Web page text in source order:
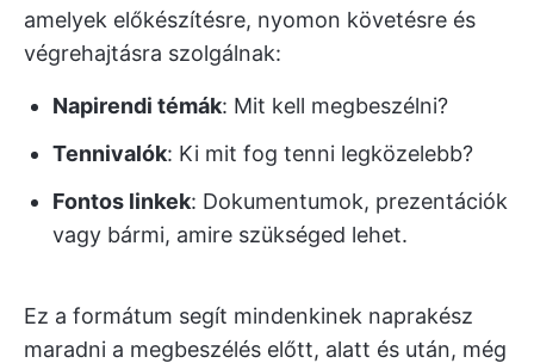
amelyek előkészítésre, nyomon követésre és
végrehajtásra szolgálnak:
Napirendi témák: Mit kell megbeszélni?
Tennivalók: Ki mit fog tenni legközelebb?
Fontos linkek: Dokumentumok, prezentációk
vagy bármi, amire szükséged lehet.
Ez a formátum segít mindenkinek naprakész
maradni a megbeszélés előtt, alatt és után, még